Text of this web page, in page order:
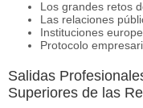
Los grandes retos
Las relaciones
Instituciones
Protocolo
Salidas
Superiores de las